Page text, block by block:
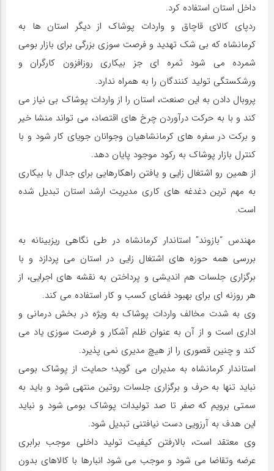
داخل استان استفاده کرد.
ردپای کالای قاچاق و واردات پوشاک از دیگر استان ها به
کرمانشاه که بی شک تهدید و فرصت سوزی بزرگی برای بازار بومی
شمرده می شود ثمره ای جز بیکاری روزافزون کارگران و
ورشکستگی تولید کنندگان را به همراه ندارد.
پروبال دادن به این صنعت، استان را از واردات پوشاک بی نیاز می
کند و با به حرکت درآوردن چرخ های اقتصاد، می تواند منشا خیر
و برکت در سفره های کرمانشاهیان وجوانان جویای کار شود و با
کنترل بازار پوشاک به رکود موجود پایان دهد.
از همین رو اشتغال زایی و یافتن راهکارهایی برای جدال با بیکاری
به مهم ترین دغدغه های کاری مدیریت ارشد استان تبدیل شده
است.
مهندس “بازوند” استاندار کرمانشاه در طی نگاهی ریزبینانه به
بررسی همه حوزه های اشتغال زایی در استان می پردازد و با
برگزاری جلسات هم اندیشی و پرداختن به نقشه های اجرایی، از
هر روزنه ای برای بهبود فضای کسب و کار استفاده می کند.
وی به شدت مخالف واردات پوشاک به ویژه در بخش درمانی و
اداری است و از آن به عنوان ظلم آشکار و فرصت سوزی یاد می
کند و چنین قصوری را از هیچ مدیری نمی پذیرد.
استاندار کرمانشاه به مدیران می گوید؛ حمایت از پوشاک بومی
نباید تنها به حرف و برگزاری جلسات روتین منتهی شود و باید به
سمتی برویم که صفر تا صد تولیدات پوشاک بومی شود و نباید
این هدف به آرزویی دست نیافتنی تبدیل شود.
وی معتقد است، بالارفتن کیفیت تولید داخلی موجب برابری
عرضه وتقاضا می شود و موجب می شود انبارها با کالاهای بدون